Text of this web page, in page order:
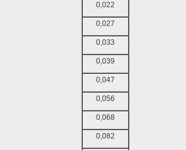
0,022
0,027
0,033
0,039
0,047
0,056
0,068
0,082